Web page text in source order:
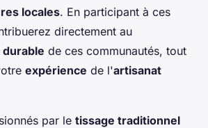
locales. En participant à ces
directement au
de ces communautés, tout
expérience de l'artisanat
par le tissage traditionnel